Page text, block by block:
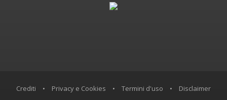
Crediti • Privacy e Cookies • Termini d'uso • Disclaimer